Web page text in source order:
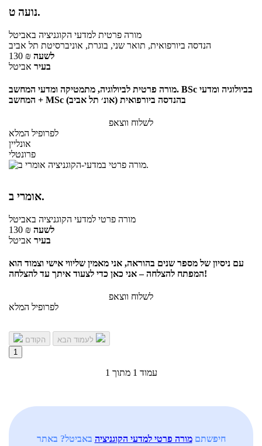
נועה ט.
מורה פרטית למדעי הקוגניציה באביטל
הנדסה ביורפואית, תואר שני, בוגרת, אוניברסיטת תל אביב
130 ₪ לשעה
בעיר אביטל
מורה פרטית לביולוגיה, מתמטיקה ומדעי המחשב. BSc בביולוגיה ומדעי
המחשב + MSc בהנדסה ביורפואית (אונ׳ תל אביב)
לשלוח ווצאפ
לפרופיל המלא
אונליין
פרונטלי
אומרי ב.
מורה פרטי למדעי הקוגניציה באביטל
130 ₪ לשעה
בעיר אביטל
עם ניסיון של מספר שנים בהוראה, אני מאמין שליווי אישי וצמוד הוא
המפתח להצלחה – אני כאן כדי לצעוד איתך עד להצלחה!
לשלוח ווצאפ
לפרופיל המלא
הקודם
1
עמוד 1 מתוך 1
חיפשתםמורה פרטי למדעי הקוגניציה באביטל? באתר